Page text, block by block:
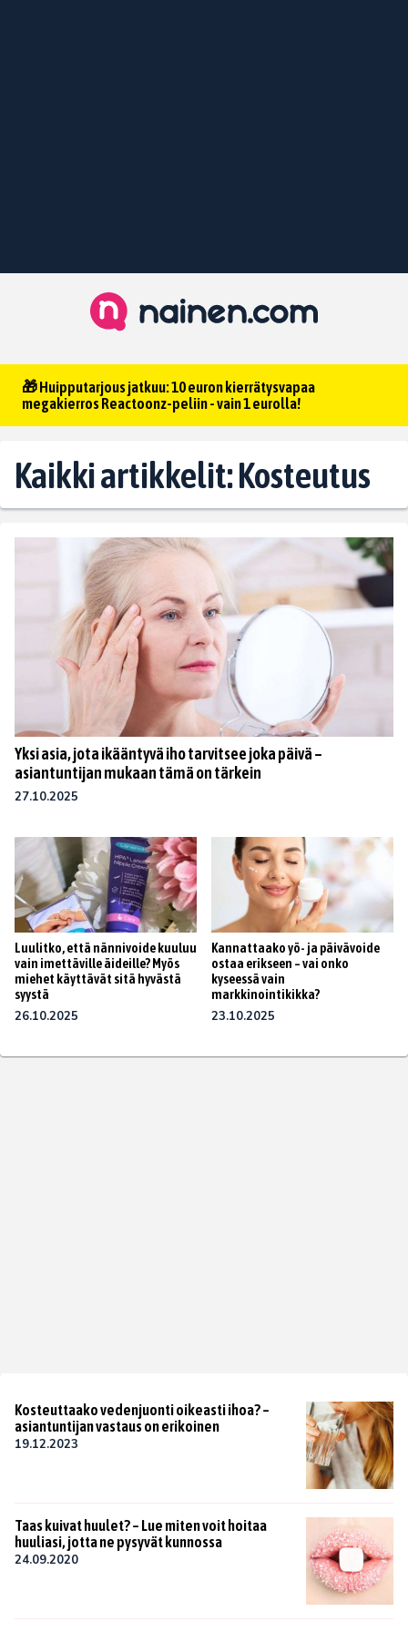
🎁 Huipputarjous jatkuu: 10 euron kierrätysvapaa
megakierros Reactoonz-peliin - vain 1 eurolla!
Kaikki artikkelit: Kosteutus
Yksi asia, jota ikääntyvä iho tarvitsee joka päivä –
asiantuntijan mukaan tämä on tärkein
27.10.2025
Luulitko, että nännivoide kuuluu
vain imettäville äideille? Myös
miehet käyttävät sitä hyvästä
syystä
26.10.2025
Kannattaako yö- ja päivävoide
ostaa erikseen – vai onko
kyseessä vain
markkinointikikka?
23.10.2025
Kosteuttaako vedenjuonti oikeasti ihoa? –
asiantuntijan vastaus on erikoinen
19.12.2023
Taas kuivat huulet? – Lue miten voit hoitaa
huuliasi, jotta ne pysyvät kunnossa
24.09.2020